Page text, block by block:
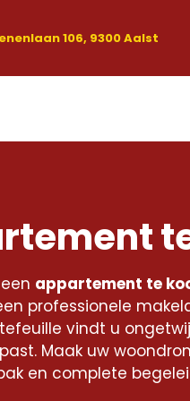
106, 9300 Aalst
appartement te
professionele
vindt u
Maak uw
en complete